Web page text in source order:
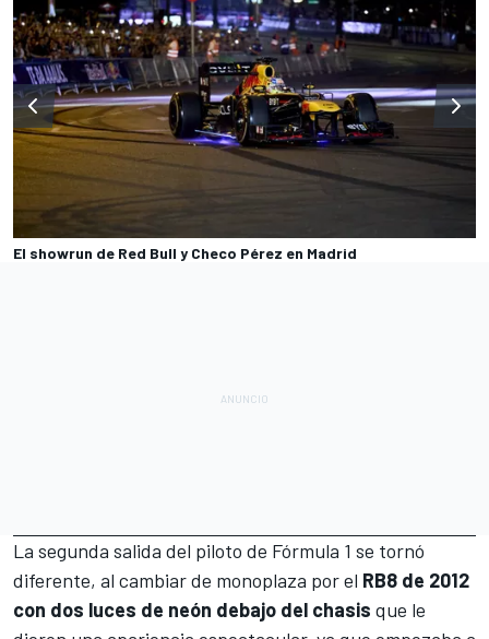
El showrun de Red Bull y Checo Pérez en Madrid
La segunda salida del piloto de Fórmula 1 se tornó
diferente, al cambiar de monoplaza por el RB8 de 2012
con dos luces de neón debajo del chasis que le